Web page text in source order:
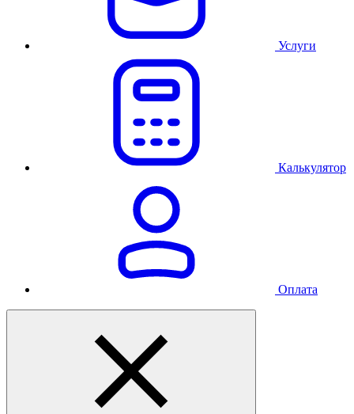
Услуги
Калькулятор
Оплата